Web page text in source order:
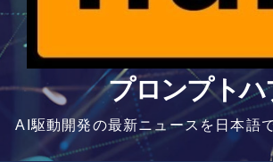
プロンプトハ
AI駆動開発の最新ニュースを日本語